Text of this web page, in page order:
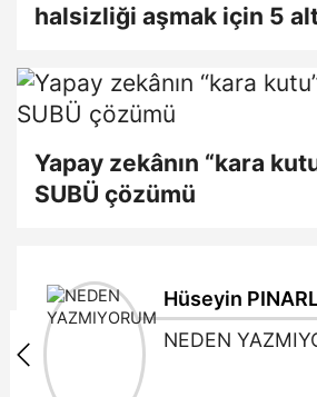
halsizliği aşmak için 5
Yapay zekânın “kara
SUBÜ çözümü
Hüseyin
NEDEN